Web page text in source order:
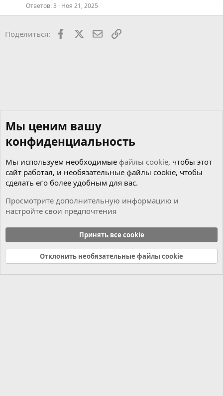
Ответов 3 Ноя 21, 2025
Поделиться: Facebook ПочтаСсылкой
Cookies
Russian (RU)
Связь с нами
Условия и правила
Политика конфиденциальности
Справка Главная
R
Мы ценим вашу
конфиденциальность
Мы используем необходимые файлы cookie, чтобы этот
сайт работал, и необязательные файлы cookie, чтобы
сделать его более удобным для вас.
Просмотрите дополнительную информацию и
настройте свои предпочтения
Принять все cookie
Отклонить необязательные файлы cookie